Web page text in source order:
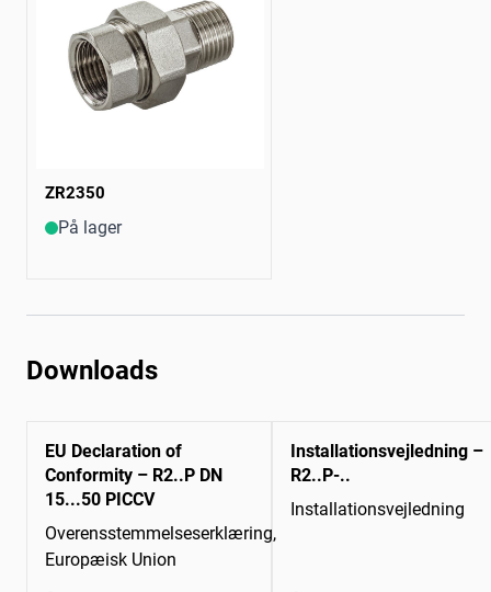
ZR2350
På lager
Downloads
EU Declaration of
Conformity – R2..P DN
15...50 PICCV
Overensstemmelseserklæring,
Europæisk Union
Installationsvejledning –
R2..P-..
Installationsvejledning